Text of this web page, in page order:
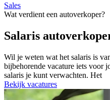
Sales
Wat verdient een autoverkoper?
Salaris
Wil je weten wat het salaris is
bijbehorende vacature iets voor
salaris je kunt verwachten. Het
Bekijk vacatures